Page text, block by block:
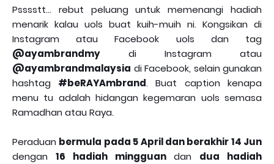
Psssstt… rebut peluang untuk memenangi hadiah
menarik kalau uols buat kuih-muih ni. Kongsikan di
Instagram atau Facebook uols dan tag
@ayambrandmy di Instagram atau
@ayambrandmalaysia di Facebook, selain gunakan
hashtag #beRAYAmbrand. Buat caption kenapa
menu tu adalah hidangan kegemaran uols semasa
Ramadhan atau Raya.
Peraduan bermula pada 5 April dan berakhir 14 Jun
dengan 16 hadiah mingguandan dua hadiah